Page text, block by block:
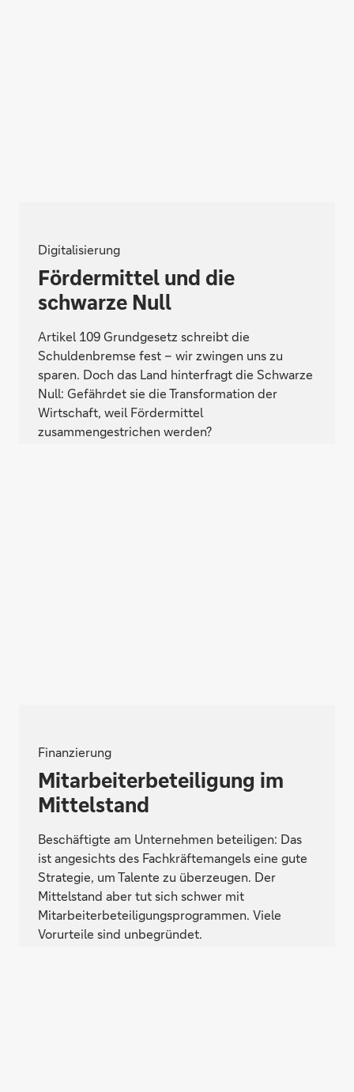
Digitalisierung
Fördermittel und die
schwarze Null
Artikel 109 Grundgesetz schreibt die
Schuldenbremse fest – wir zwingen uns zu
sparen. Doch das Land hinterfragt die Schwarze
Null: Gefährdet sie die Transformation der
Wirtschaft, weil Fördermittel
zusammengestrichen werden?
Finanzierung
Mitarbeiterbeteiligung im
Mittelstand
Beschäftigte am Unternehmen beteiligen: Das
ist angesichts des Fachkräftemangels eine gute
Strategie, um Talente zu überzeugen. Der
Mittelstand aber tut sich schwer mit
Mitarbeiterbeteiligungsprogrammen. Viele
Vorurteile sind unbegründet.